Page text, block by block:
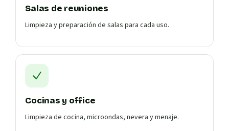
Salas de reuniones
Limpieza y preparación de salas para cada uso.
Cocinas y office
Limpieza de cocina, microondas, nevera y menaje.